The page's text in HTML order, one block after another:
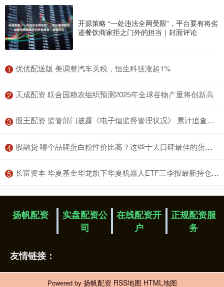
开源策略 “一处违法全网受限”，平台要有将劣
迹餐饮商家拒之门外的担当｜封面评论
1 ​优优配送版 美调整汽车关税，恒生科技涨超1%
2 ​天成配资 联合国粮农组织预测2025年全球谷物产量将创新高
3 ​股王配资 监管部门披露《电子烟监督管理状况》 累计追查涉案金额超150亿元
4 ​股融贷 哪个品牌蛋白粉性价比高？这些十大口碑最佳的蛋白粉品牌别错过！
5 ​长富资本 华夏基金华龙旗下华夏机器人ETF三季报最新持仓，重仓汇川技术
扬帆配资
实盘配资公
司
在线配资开
户
正规配资服
务
友情链接：
Powered by 扬帆配资 RSS地图 HTML地图